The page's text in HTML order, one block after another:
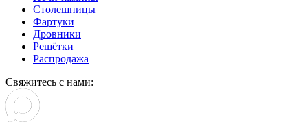
Столешницы
Фартуки
Дровники
Решётки
Распродажа
Свяжитесь с нами: